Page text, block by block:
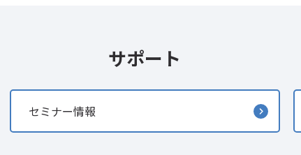
サポート
セミナー情報